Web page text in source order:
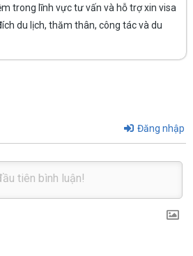
trong lĩnh vực tư vấn và hỗ trợ xin visa
du lịch, thăm thân, công tác và du
Đăng nhập